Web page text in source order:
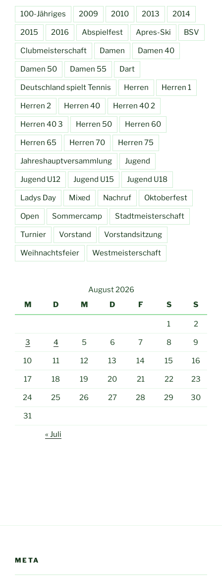
100-Jähriges 2009 2010 2013 2014
2015 2016 Abspielfest Apres-Ski BSV
Clubmeisterschaft Damen Damen 40
Damen 50 Damen 55 Dart
Deutschland spielt Tennis Herren Herren 1
Herren 2 Herren 40 Herren 40 2
Herren 40 3 Herren 50 Herren 60
Herren 65 Herren 70 Herren 75
Jahreshauptversammlung Jugend
Jugend U12 Jugend U15 Jugend U18
Ladys Day Mixed Nachruf Oktoberfest
Open Sommercamp Stadtmeisterschaft
Turnier Vorstand Vorstandsitzung
Weihnachtsfeier Westmeisterschaft
August 2026
M
D M D F S S
1 2
3 4 5 6 7 8 9
10 11 12 13 14 15 16
17 18 19 20 21 22 23
24 25 26 27 28 29 30
31
« Juli
META